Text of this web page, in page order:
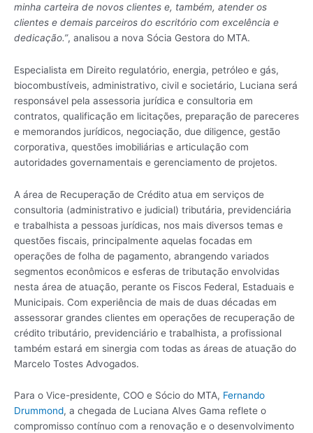
minha carteira de novos clientes e, também, atender os
clientes e demais parceiros do escritório com excelência e
dedicação.”, analisou a nova Sócia Gestora do MTA.
Especialista em Direito regulatório, energia, petróleo e gás,
biocombustíveis, administrativo, civil e societário, Luciana será
responsável pela assessoria jurídica e consultoria em
contratos, qualificação em licitações, preparação de pareceres
e memorandos jurídicos, negociação, due diligence, gestão
corporativa, questões imobiliárias e articulação com
autoridades governamentais e gerenciamento de projetos.
A área de Recuperação de Crédito atua em serviços de
consultoria (administrativo e judicial) tributária, previdenciária
e trabalhista a pessoas jurídicas, nos mais diversos temas e
questões fiscais, principalmente aquelas focadas em
operações de folha de pagamento, abrangendo variados
segmentos econômicos e esferas de tributação envolvidas
nesta área de atuação, perante os Fiscos Federal, Estaduais e
Municipais. Com experiência de mais de duas décadas em
assessorar grandes clientes em operações de recuperação de
crédito tributário, previdenciário e trabalhista, a profissional
também estará em sinergia com todas as áreas de atuação do
Marcelo Tostes Advogados.
Para o Vice-presidente, COO e Sócio do MTA, Fernando
Drummond, a chegada de Luciana Alves Gama reflete o
compromisso contínuo com a renovação e o desenvolvimento